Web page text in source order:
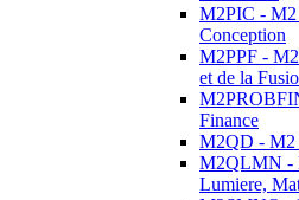
M2PIC - M2
Conception
M2PPF - M2
et de la
Finance
M2QD - M2
M2QLMN -
Lumiere,